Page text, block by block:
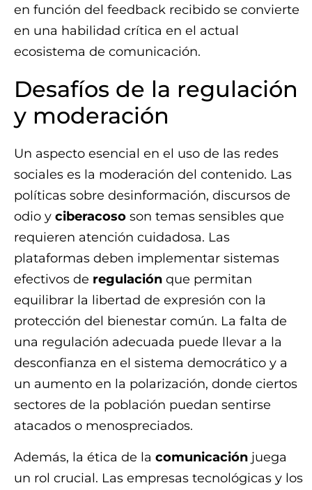
en función del feedback recibido se convierte
en una habilidad crítica en el actual
ecosistema de comunicación.
Desafíos de la regulación
y moderación
Un aspecto esencial en el uso de las redes
sociales es la moderación del contenido. Las
políticas sobre desinformación, discursos de
odio y ciberacoso son temas sensibles que
requieren atención cuidadosa. Las
plataformas deben implementar sistemas
efectivos de regulación que permitan
equilibrar la libertad de expresión con la
protección del bienestar común. La falta de
una regulación adecuada puede llevar a la
desconfianza en el sistema democrático y a
un aumento en la polarización, donde ciertos
sectores de la población puedan sentirse
atacados o menospreciados.
Además, la ética de la comunicación juega
un rol crucial. Las empresas tecnológicas y los